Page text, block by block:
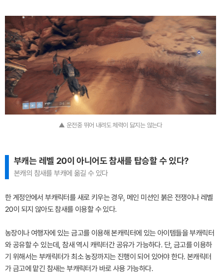
▲ 운전중 뛰어 내려도 체력이 닳지는 않는다
부캐는 레벨 20이 아니어도 참새를 탑승할 수 있다?
본캐의 참새를 부캐에 옮길 수 있다
한 계정안에서 부캐릭터를 새로 키우는 경우, 메인 미션인 붉은 전쟁이나 레벨
20이 되지 않아도 참새를 이용할 수 있다.
농장이나 여행자에 있는 금고를 이용해 본캐릭터에 있는 아이템들을 부캐릭터
와 공유할 수 있는데, 참새 역시 캐릭터간 공유가 가능하다. 단, 금고를 이용하
기 위해서는 부캐릭터가 최소 농장까지는 진행이 되어 있어야 한다. 본캐릭터
가 금고에 맡긴 참새는 부캐릭터가 바로 사용 가능하다.